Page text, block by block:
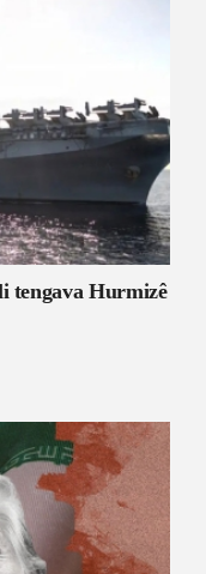
tengava Hurmizê